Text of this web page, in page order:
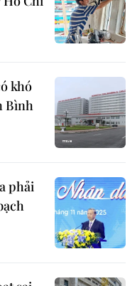
khó
Bình
phải